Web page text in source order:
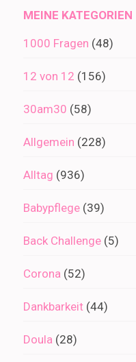
MEINE KATEGORIEN
1000 Fragen (48)
12 von 12 (156)
30am30 (58)
Allgemein (228)
Alltag (936)
Babypflege (39)
Back Challenge (5)
Corona (52)
Dankbarkeit (44)
Doula (28)